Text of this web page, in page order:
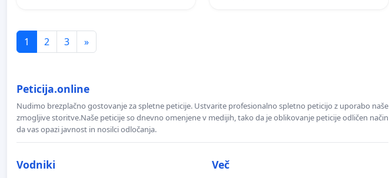
1 2 3 »
Peticija.online
Nudimo brezplačno gostovanje za spletne peticije. Ustvarite profesionalno spletno peticijo z uporabo naše
zmogljive storitve.Naše peticije so dnevno omenjene v medijih, tako da je oblikovanje peticije odličen način
da vas opazi javnost in nosilci odločanja.
Vodniki Več